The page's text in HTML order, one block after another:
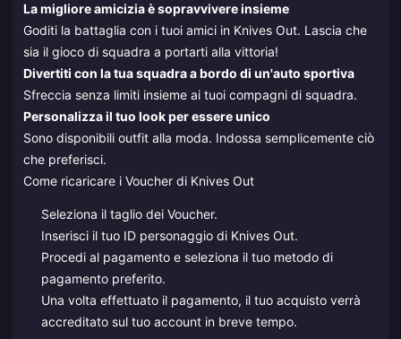
La migliore amicizia è sopravvivere insieme
Goditi la battaglia con i tuoi amici in Knives Out. Lascia che
sia il gioco di squadra a portarti alla vittoria!
Divertiti con la tua squadra a bordo di un'auto sportiva
Sfreccia senza limiti insieme ai tuoi compagni di squadra.
Personalizza il tuo look per essere unico
Sono disponibili outfit alla moda. Indossa semplicemente ciò
che preferisci.
Come ricaricare i Voucher di Knives Out
Seleziona il taglio dei Voucher.
Inserisci il tuo ID personaggio di Knives Out.
Procedi al pagamento e seleziona il tuo metodo di
pagamento preferito.
Una volta effettuato il pagamento, il tuo acquisto verrà
accreditato sul tuo account in breve tempo.